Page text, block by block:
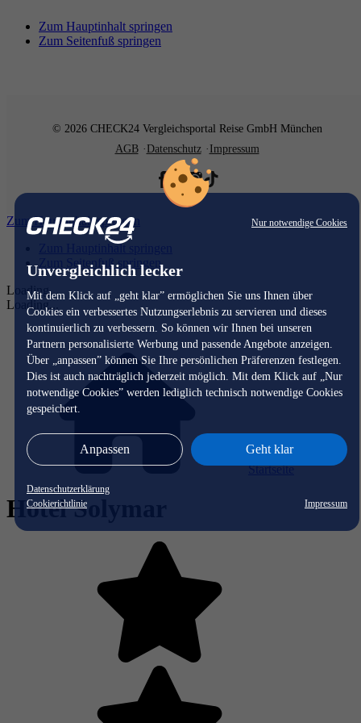
Nur notwendige Cookies
Unvergleichlich lecker
Mit dem Klick auf „geht klar” ermöglichen Sie uns Ihnen über
Cookies ein verbessertes Nutzungserlebnis zu servieren und dieses
kontinuierlich zu verbessern. So können wir Ihnen bei unseren
Partnern personalisierte Werbung und passende Angebote anzeigen.
Über „anpassen” können Sie Ihre persönlichen Präferenzen festlegen.
Dies ist auch nachträglich jederzeit möglich. Mit dem Klick auf „Nur
notwendige Cookies” werden lediglich technisch notwendige Cookies
gespeichert.
Anpassen Geht klar
Datenschutzerklärung
Cookierichtlinie
Impressum
Zum Hauptinhalt springen
Zum Seitenfuß springen
© 2026 CHECK24 Vergleichsportal Reise GmbH München
AGB
Datenschutz Impressum
Zum Hauptinhalt springen
Zum Hauptinhalt springen
Zum Seitenfuß springen
Loading...
Loading...
Startseite
Hotel Solymar